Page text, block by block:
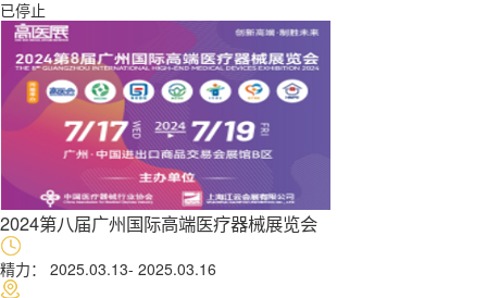
2024第八届广州国际高端医疗器械展览会
精力： 2025.03.13- 2025.03.16